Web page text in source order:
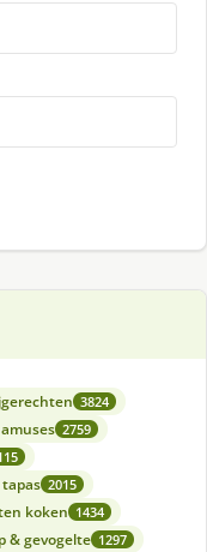
3824
2759
2015
koken 1434
& gevogelte 1297